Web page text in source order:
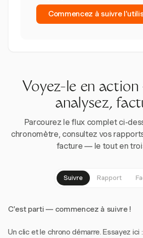
Commencez à suivre
Voyez-le en
analysez,
Parcourez le flux complet ci-
chronomètre, consultez vos
facture — le tout en
Suivre Rapport
C'est parti — commencez à suivre !
Un clic et le chrono démarre. Essayez ici